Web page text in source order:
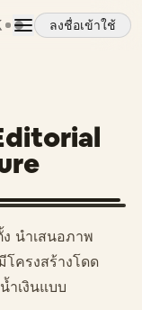
ลงชื่อเข้าใช้
นำเสนอภาพ
ครงสร้างโดด
ำเงินแบบ